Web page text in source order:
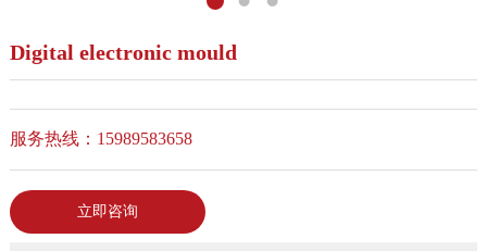
Digital electronic mould
服务热线：15989583658
立即咨询